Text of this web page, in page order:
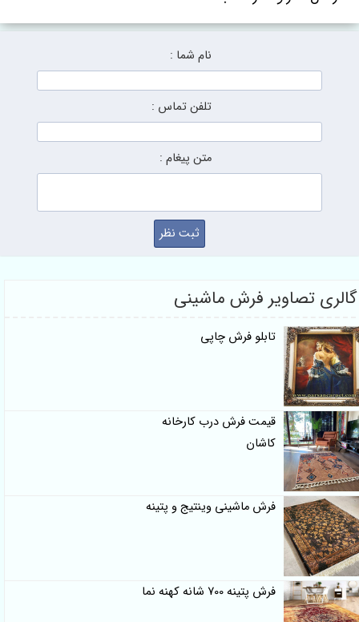
نام شما :
تلفن تماس :
متن پیغام :
تصاویر فرش ماشینی
تابلو فرش چاپی
قیمت فرش درب کارخانه
کاشان
فرش ماشینی وینتیج و پتینه
فرش پتینه 700 شانه کهنه نما